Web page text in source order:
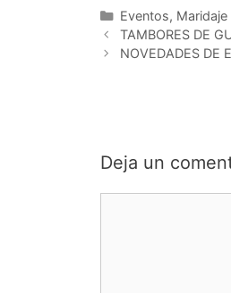
Categorías
Eventos, Maridaje
TAMBORES DE
NOVEDADES DE
Deja un